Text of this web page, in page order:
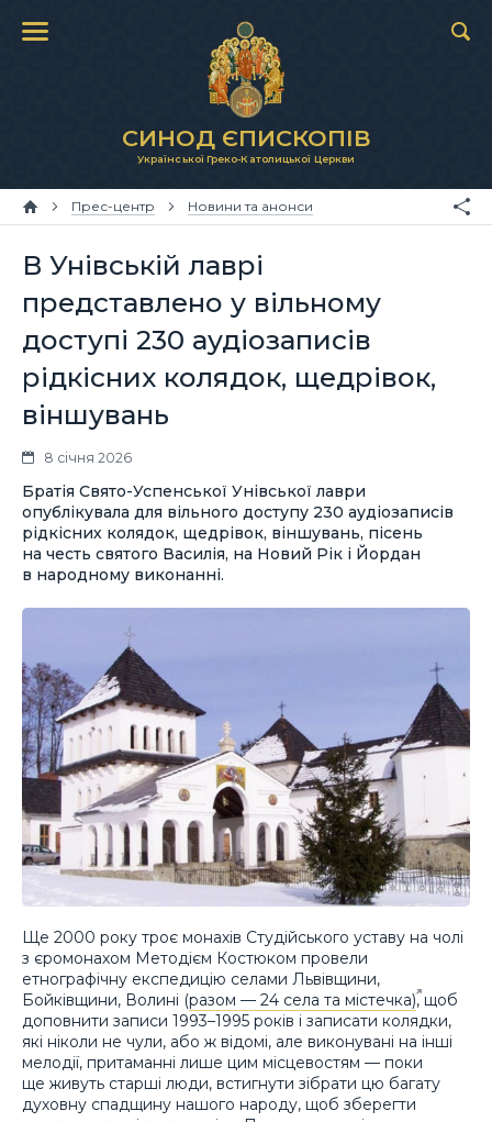
СИНОД ЄПИСКОПІВ
Української Греко-Католицької Церкви
Прес-центр Новини та анонси
В Унівській лаврі
представлено у вільному
доступі 230 аудіозаписів
рідкісних колядок, щедрівок,
віншувань
8 січня 2026
Братія Свято-Успенської Унівської лаври
опублікувала для вільного доступу 230 аудіозаписів
рідкісних колядок, щедрівок, віншувань, пісень
на честь святого Василія, на Новий Рік і Йордан
в народному виконанні.
Ще 2000 року троє монахів Студійського уставу на чолі
з єромонахом Методієм Костюком провели
етнографічну експедицію селами Львівщини,
Бойківщини, Волині (разом — 24 села та містечка), щоб
доповнити записи 1993–1995 років і записати колядки,
які ніколи не чули, або ж відомі, але виконувані на інші
мелодії, притаманні лише цим місцевостям — поки
ще живуть старші люди, встигнути зібрати цю багату
духовну спадщину нашого народу, щоб зберегти